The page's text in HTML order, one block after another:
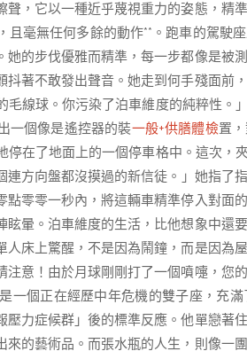
，它以一種近乎蔑視重力的姿態，精
且毫無任何多餘的動作**。跑車的駕駛
的步伐優雅而精準，每一步都像是被
著不敢發出聲音。她走到何手殘面前
毛線球。你污染了泊車維度的純粹性
一個像是遙控器的裝一般+供膳體檢置
停在了地面上的一個停車格中。這次
連方向盤都沒摸過的新信徒。」她指了
零零一秒內，將這輛車精準停入對面
暈。泊車維度的生活，比他想象中還
床上驚醒，不是因為鬧鐘，而是因為
意！由於月球剛剛打了一個噴嚏，您
一個正在經歷中年危機的雙子座，充
力症候群」後的標準反應。他單戀著
的藝術品。而張水瓶的人生，則像一